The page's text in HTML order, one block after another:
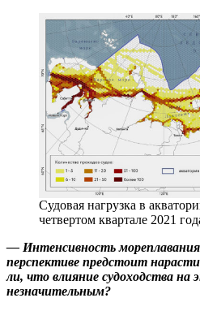
Судовая нагрузка в
четвертом квартале 2021
— Интенсивность
перспективе предстоит
ли, что влияние судоходства на
незначительным?